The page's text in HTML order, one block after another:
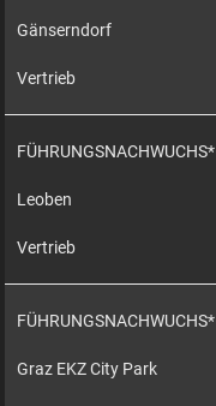
Gänserndorf
Vertrieb
FÜHRUNGSNACHWUCHS*
Leoben
Vertrieb
FÜHRUNGSNACHWUCHS*
Graz EKZ City Park